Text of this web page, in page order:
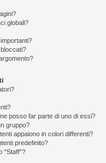
globali?
posso far parte di uno di essi?
gruppo?
appaiono in colori differenti?
predefinito?
“Staff”?